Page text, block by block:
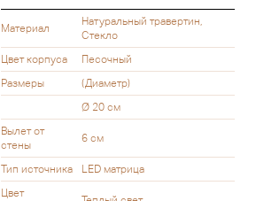
Материал
Натуральный травертин,
Стекло
Цвет корпуса
Песочный
Размеры
(Диаметр)
Ø 20 см
Вылет от
стены
6 см
Тип источника
LED матрица
Цвет